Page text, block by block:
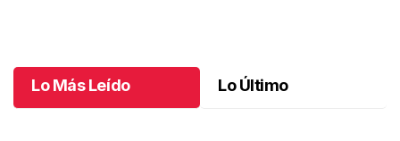
Lo Más Leído Lo Último